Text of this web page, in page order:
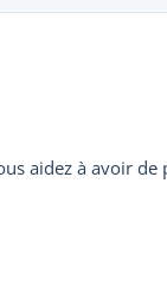
aidez à avoir